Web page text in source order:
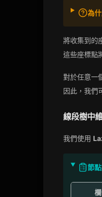
為
將收集到的
這些座標點
對於任意一
因此，我們
線段樹中
我們使用
節